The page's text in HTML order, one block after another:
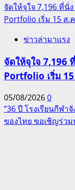
จัดให้จุใจ 7,196 ที่นั่
Portfolio เริ่ม 15 ส.
ข่าวล่ามาแรง
จัดให้จุใจ 7,196
Portfolio เริ่ม
05/08/20260
“36 ปี โรงเรียนกีฬา
ของไทย ขอเชิญร่ว